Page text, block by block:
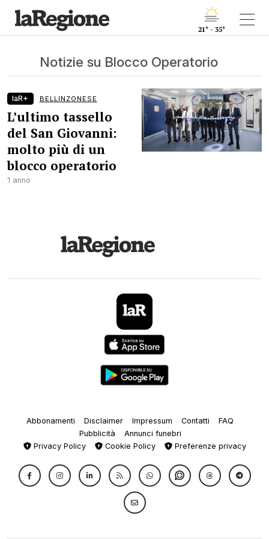
21° - 35°
Notizie su Blocco Operatorio
laR+ BELLINZONESE
L’ultimo tassello
del San Giovanni:
molto più di un
blocco operatorio
1 anno
Abbonamenti Disclaimer Impressum Contatti
FAQ
Pubblicità
Annunci funebri
Privacy Policy
Cookie Policy Preferenze privacy